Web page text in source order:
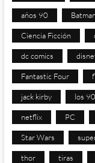
años 90
Ciencia Ficción
dc comics
Fantastic Four
jack kirby los 90
netflix PC
Star Wars
thor tiras